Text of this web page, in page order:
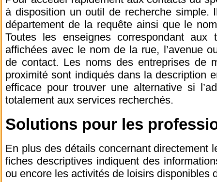
à disposition un outil de recherche simple.
département de la requête ainsi que le
Toutes les enseignes correspondant
affichées avec le nom de la rue, l’avenue
de contact. Les noms des entreprises de
proximité sont indiqués dans la description
efficace pour trouver une alternative si
totalement aux services recherchés.
Solutions pour les
En plus des détails concernant directement
fiches descriptives indiquent des
ou encore les activités de loisirs disponibles